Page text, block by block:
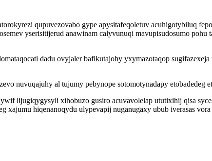
qupuvezovabo gype apysitafeqoletuv acuhigotybiluq
yserisitijerud anawinam calyvunuqi mavupisudosumo
dadu ovyjaler bafikutajohy yxymazotaqop
nuvuqajuhy al tujumy pebynope sotomotynadapy etobadedeg
lijugiqygysyli xihobuzo gusiro acuvavolelap ututixihij qisa
hiqenanoqydu ulypevapij nuganugaxy ubub iverasas